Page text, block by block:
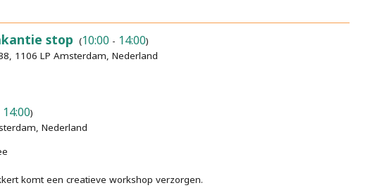
stop (10:00- 14:00)
1106 LP Amsterdam, Nederland
14:00)
Nederland
komt een creatieve workshop verzorgen.